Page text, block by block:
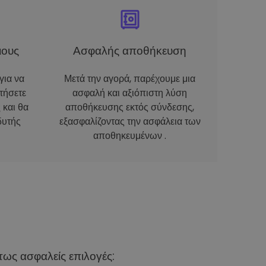
να
θα
Ασφαλής αποθήκευση
Μετά την αγορά, παρέχουμε μια
ασφαλή και αξιόπιστη λύση
αποθήκευσης εκτός σύνδεσης,
εξασφαλίζοντας την ασφάλεια των
αποθηκευμένων .
ασφαλείς επιλογές: